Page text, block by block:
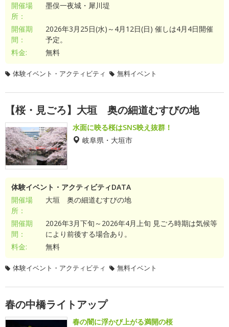
開催場
所：
墨俣一夜城・犀川堤
開催期
間：
2026年3月25日(水)～4月12日(日) 催しは4月4日開催
予定。
料金:
無料
体験イベント・アクティビティ 無料イベント
【桜・見ごろ】大垣 奥の細道むすびの地
水面に映る桜はSNS映え抜群！
岐阜県・大垣市
体験イベント・アクティビティDATA
開催場
所：
大垣 奥の細道むすびの地
開催期
間：
2026年3月下旬～2026年4月上旬 見ごろ時期は気候等
により前後する場合あり。
料金:
無料
体験イベント・アクティビティ 無料イベント
春の中橋ライトアップ
春の闇に浮かび上がる満開の桜